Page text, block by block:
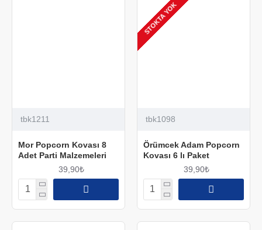
tbk1211
Mor Popcorn Kovası 8
Adet Parti Malzemeleri
39,90₺
STOKTA YOK
tbk1098
Örümcek Adam Popcorn
Kovası 6 lı Paket
39,90₺